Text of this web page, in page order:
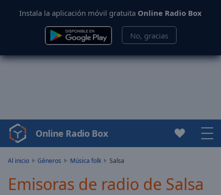
Instala la aplicación móvil gratuita Online Radio Box
No, gracias
Video
Player
Play
Video
Online Radio Box
Al inicio Géneros Música folk Salsa
Emisoras de radio de Salsa